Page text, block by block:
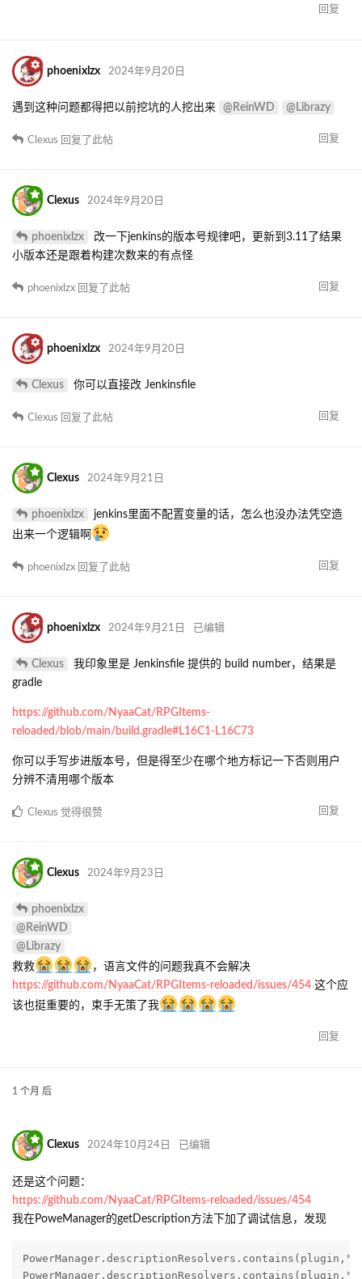
回复
phoenixlzx 2024年9月20日
遇到这种问题都得把以前挖坑的人挖出来 @ReinWD @Librazy
回复
Clexus 回复了此帖
Clexus 2024年9月20日
phoenixlzx
改一下jenkins的版本号规律吧，更新到3.11了结果
小版本还是跟着构建次数来的有点怪
回复
phoenixlzx 回复了此帖
phoenixlzx 2024年9月20日
Clexus 你可以直接改 Jenkinsfile
回复
Clexus 回复了此帖
Clexus 2024年9月21日
phoenixlzx
jenkins里面不配置变量的话，怎么也没办法凭空造
出来一个逻辑啊
回复
phoenixlzx 回复了此帖
phoenixlzx 2024年9月21日 已编辑
Clexus
我印象里是 Jenkinsfile 提供的 build number，结果是
gradle
https://github.com/NyaaCat/RPGItems-
reloaded/blob/main/build.gradle#L16C1-L16C73
你可以手写步进版本号，但是得至少在哪个地方标记一下否则用户
分辨不清用哪个版本
回复
Clexus 觉得很赞
Clexus 2024年9月23日
phoenixlzx
@ReinWD
@Librazy
救救
，语言文件的问题我真不会解决
https://github.com/NyaaCat/RPGItems-reloaded/issues/454 这个应
该也挺重要的，束手无策了我
回复
1 个月 后
Clexus 2024年10月24日 已编辑
还是这个问题：
https://github.com/NyaaCat/RPGItems-reloaded/issues/454
我在PoweManager的getDescription方法下加了调试信息，发现